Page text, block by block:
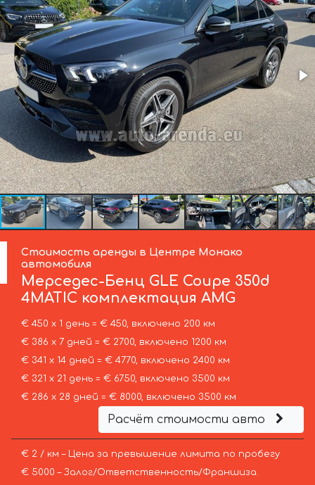
Стоимость аренды в Центре Монако
автомобиля
Мерседес-Бенц GLE Coupe 350d
4MATIC комплектация AMG
€ 450 х 1 день = € 450, включено 200 км
€ 386 х 7 дней = € 2700, включено 1200 км
€ 341 х 14 дней = € 4770, включено 2400 км
€ 321 х 21 день = € 6750, включено 3500 км
€ 286 х 28 дней = € 8000, включено 3500 км
Расчёт стоимости авто
€ 2 / км – Цена за превышение лимита по пробегу
€ 5000 – Залог/Ответственность/Франшиза.